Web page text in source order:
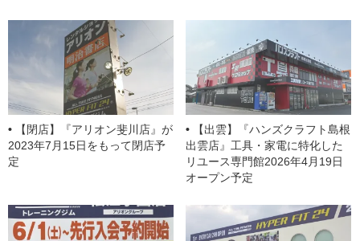
【閉店】『アリオン斐川店』が
2023年7月15日をもって閉店予
定
【出雲】『ハンズクラフト島根
出雲店』工具・家電に特化した
リユース専門館2026年4月19日
オープン予定